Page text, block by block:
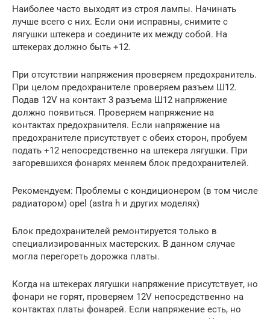
Наиболее часто выходят из строя лампы. Начинать
лучше всего с них. Если они исправны, снимите с
лягушки штекера и соедините их между собой. На
штекерах должно быть +12.
При отсутствии напряжения проверяем предохранитель.
При целом предохранителе проверяем разъем Ш12.
Подав 12V на контакт 3 разъема Ш12 напряжение
должно появиться. Проверяем напряжение на
контактах предохранителя. Если напряжение на
предохранителе присутствует с обеих сторон, пробуем
подать +12 непосредственно на штекера лягушки. При
загоревшихся фонарях меняем блок предохранителей.
Рекомендуем: Проблемы с кондиционером (в том числе
радиатором) opel (astra h и других моделях)
Блок предохранителей ремонтируется только в
специализированных мастерских. В данном случае
могла перегореть дорожка платы.
Когда на штекерах лягушки напряжение присутствует, но
фонари не горят, проверяем 12V непосредственно на
контактах платы фонарей. Если напряжение есть, но